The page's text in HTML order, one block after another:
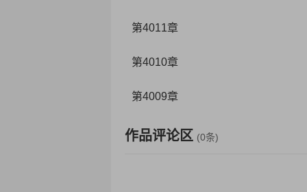
第4011章
第4010章
第4009章
作品评论区 (0条)